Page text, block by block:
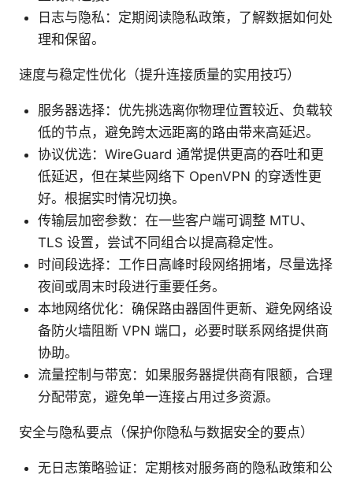
日志与隐私：定期阅读隐私政策，了解数据如何处
理和保留。
速度与稳定性优化（提升连接质量的实用技巧）
服务器选择：优先挑选离你物理位置较近、负载较
低的节点，避免跨太远距离的路由带来高延迟。
协议优选：WireGuard 通常提供更高的吞吐和更
低延迟，但在某些网络下 OpenVPN 的穿透性更
好。根据实时情况切换。
传输层加密参数：在一些客户端可调整 MTU、
TLS 设置，尝试不同组合以提高稳定性。
时间段选择：工作日高峰时段网络拥堵，尽量选择
夜间或周末时段进行重要任务。
本地网络优化：确保路由器固件更新、避免网络设
备防火墙阻断 VPN 端口，必要时联系网络提供商
协助。
流量控制与带宽：如果服务器提供商有限额，合理
分配带宽，避免单一连接占用过多资源。
安全与隐私要点（保护你隐私与数据安全的要点）
无日志策略验证：定期核对服务商的隐私政策和公